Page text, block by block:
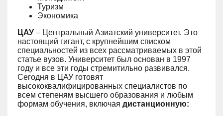
Туризм
Экономика
ЦАУ – Центральный Азиатский университет. Это
настоящий гигант, с крупнейшим списком
специальностей из всех рассматриваемых в этой
статье вузов. Университет был основан в 1997
году и все эти годы стремитильно развивался.
Сегодня в ЦАУ готовят
высококвалифицированных специалистов по
всем степеням высшего образования и любым
формам обучения, включая дистанционную: